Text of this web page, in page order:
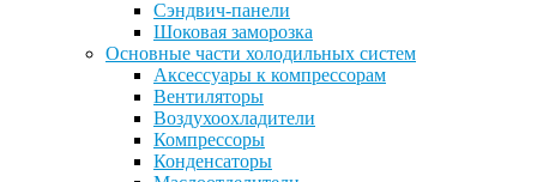
Сэндвич-панели
Шоковая заморозка
Основные части холодильных систем
Аксессуары к компрессорам
Вентиляторы
Воздухоохладители
Компрессоры
Конденсаторы